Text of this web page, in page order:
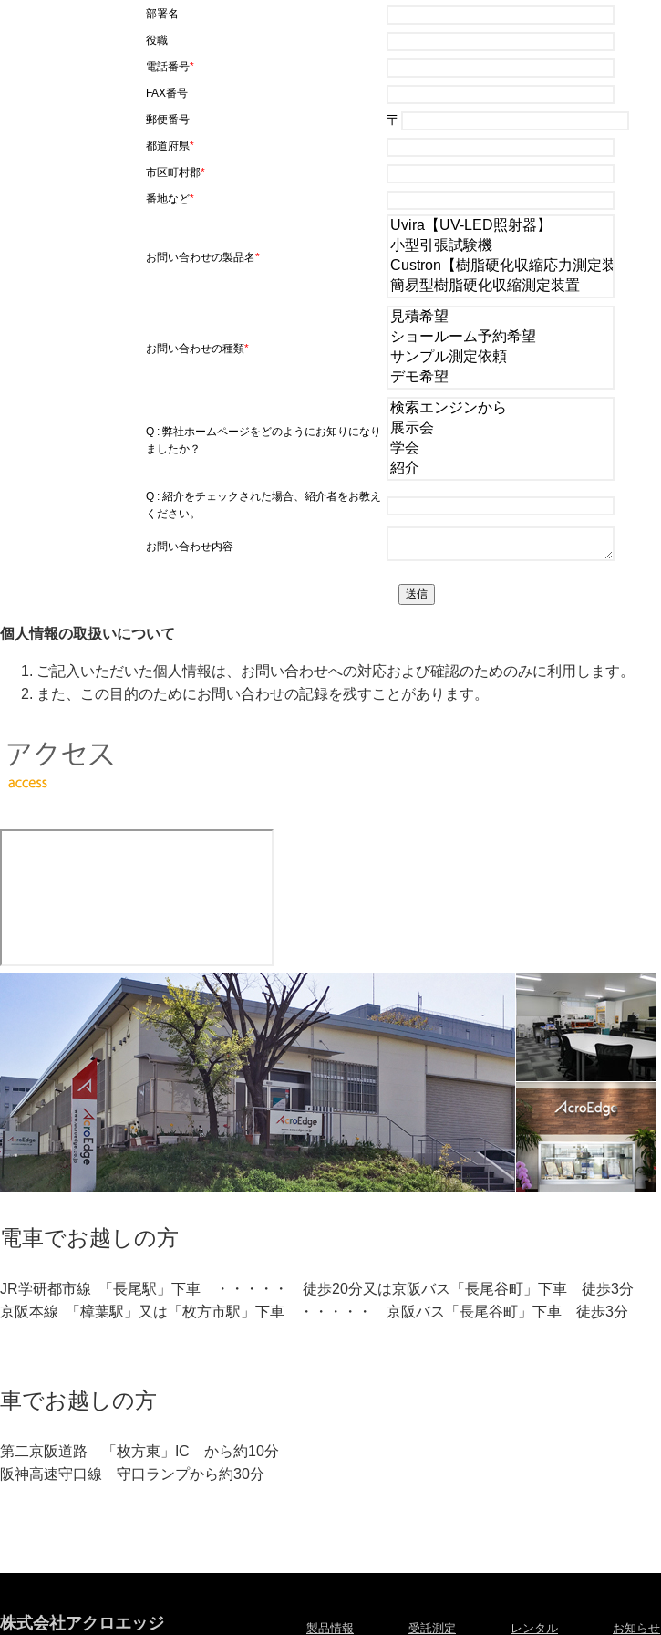
部署名
役職
電話番号*
FAX番号
郵便番号 〒
都道府県*
市区町村郡*
番地など*
お問い合わせの製品名*
お問い合わせの種類*
Q : 弊社ホームページをどのようにお知りになり
ましたか？
Q : 紹介をチェックされた場合、紹介者をお教え
ください。
お問い合わせ内容
個人情報の取扱いについて
ご記入いただいた個人情報は、お問い合わせへの対応および確認のためのみに利用します。
また、この目的のためにお問い合わせの記録を残すことがあります。
電車でお越しの方
JR学研都市線 「長尾駅」下車 ・・・・・ 徒歩20分又は京阪バス「長尾谷町」下車 徒歩3分
京阪本線 「樟葉駅」又は「枚方市駅」下車 ・・・・・ 京阪バス「長尾谷町」下車 徒歩3分
車でお越しの方
第二京阪道路 「枚方東」IC から約10分
阪神高速守口線 守口ランプから約30分
株式会社アクロエッジ 製品情報 受託測定 レンタル お知らせ